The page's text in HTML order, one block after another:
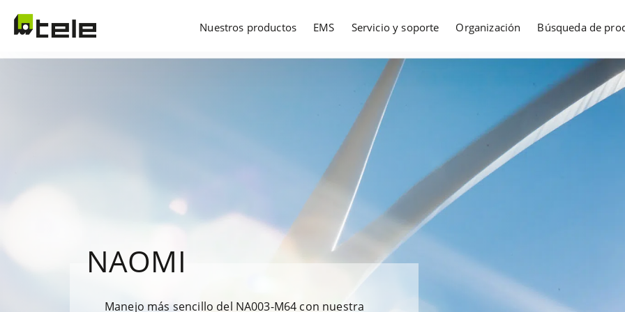
Nuestros productos EMS Servicio y soporte Organización Búsqueda de
NAOMI
Manejo más sencillo del NA003-M64 con nuestra